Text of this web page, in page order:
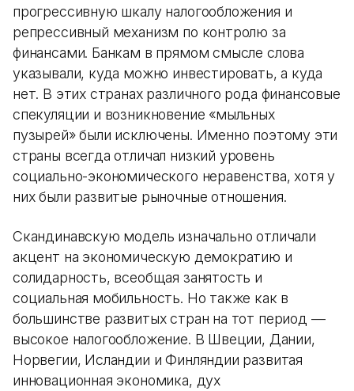
прогрессивную шкалу налогообложения и
репрессивный механизм по контролю за
финансами. Банкам в прямом смысле слова
указывали, куда можно инвестировать, а куда
нет. В этих странах различного рода финансовые
спекуляции и возникновение «мыльных
пузырей» были исключены. Именно поэтому эти
страны всегда отличал низкий уровень
социально-экономического неравенства, хотя у
них были развитые рыночные отношения.
Скандинавскую модель изначально отличали
акцент на экономическую демократию и
солидарность, всеобщая занятость и
социальная мобильность. Но также как в
большинстве развитых стран на тот период —
высокое налогообложение. В Швеции, Дании,
Норвегии, Исландии и Финляндии развитая
инновационная экономика, дух